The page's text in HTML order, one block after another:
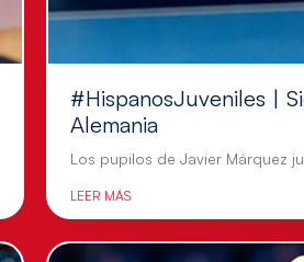
#HispanosJuveniles |
Alemania
Los pupilos de Javier Márquez
LEER MÁS